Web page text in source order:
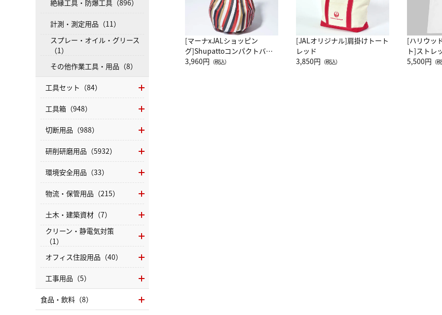
[マーナxJALショッピン
グ]Shupattoコンパクトバッ
グ Drop JAL客室乗務員
3,960円 （税込）
[JALオリジナル]肩掛けトート
レッド
3,850円 （税込）
[ハリウッ
ト]ストレ
ーネック
5,500円 （
絶縁工具・防爆工具（896）
計測・測定用品（11）
スプレー・オイル・グリース
（1）
その他作業工具・用品（8）
工具セット（84）
工具箱（948）
切断用品（988）
研削研磨用品（5932）
環境安全用品（33）
物流・保管用品（215）
土木・建築資材（7）
クリーン・静電気対策
（1）
オフィス住設用品（40）
工事用品（5）
食品・飲料（8）